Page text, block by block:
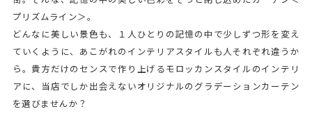
プリズムライン＞。
どんなに美しい景色も、１人ひとりの記憶の中で少しずつ形を変え
ていくように、あこがれのインテリアスタイルも人それぞれ違うか
ら。貴方だけのセンスで作り上げるモロッカンスタイルのインテリ
アに、当店でしか出会えないオリジナルのグラデーションカーテン
を選びませんか？